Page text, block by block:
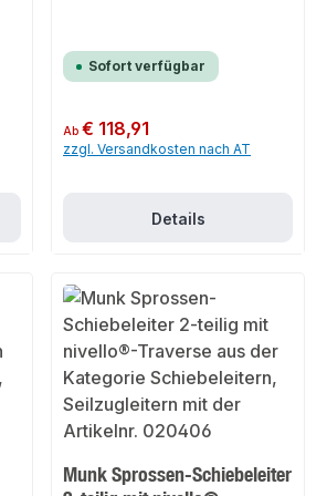
Sofort verfügbar
Regulärer Preis:
Ab€ 118,91
zzgl. Versandkosten nach AT
Details
Munk Sprossen-Schiebeleiter